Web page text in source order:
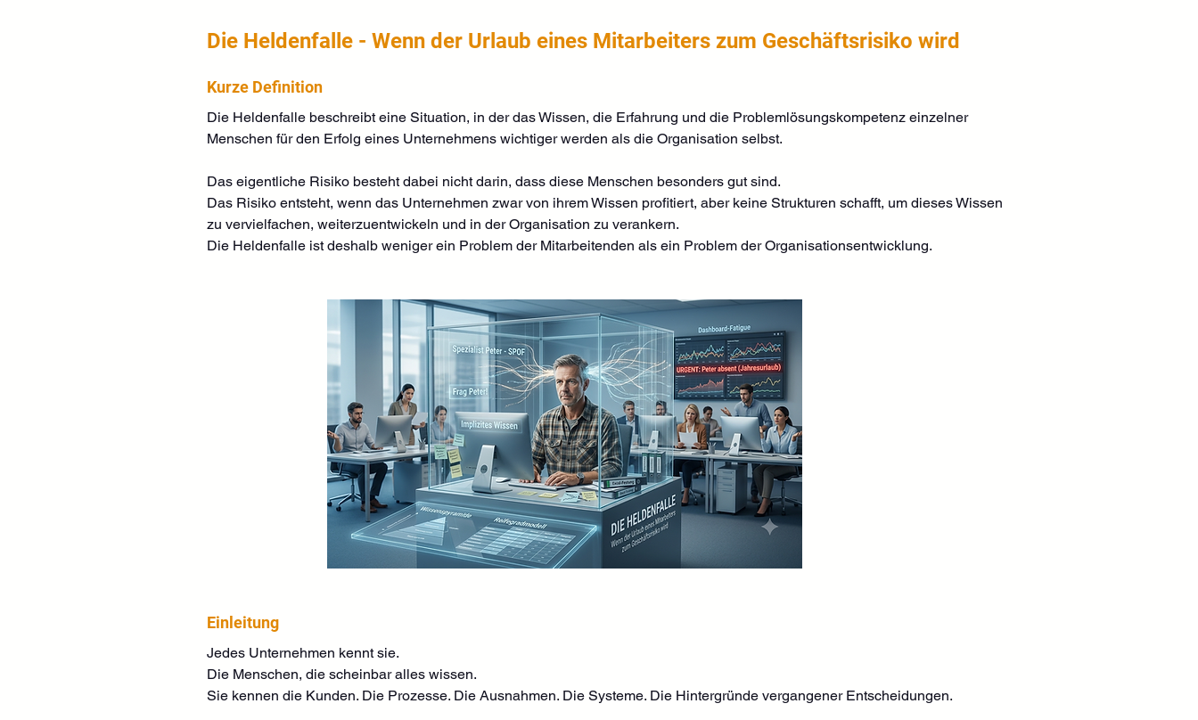
Die Heldenfalle - Wenn der Urlaub eines Mitarbeiters zum Geschäftsrisiko wird
Kurze Definition
Die Heldenfalle beschreibt eine Situation, in der das Wissen, die Erfahrung und die Problemlösungskompetenz einzelner
Menschen für den Erfolg eines Unternehmens wichtiger werden als die Organisation selbst.
Das eigentliche Risiko besteht dabei nicht darin, dass diese Menschen besonders gut sind.
Das Risiko entsteht, wenn das Unternehmen zwar von ihrem Wissen profitiert, aber keine Strukturen schafft, um dieses Wissen
zu vervielfachen, weiterzuentwickeln und in der Organisation zu verankern.
Die Heldenfalle ist deshalb weniger ein Problem der Mitarbeitenden als ein Problem der Organisationsentwicklung.
Einleitung
Jedes Unternehmen kennt sie.
Die Menschen, die scheinbar alles wissen.
Sie kennen die Kunden. Die Prozesse. Die Ausnahmen. Die Systeme. Die Hintergründe vergangener Entscheidungen.